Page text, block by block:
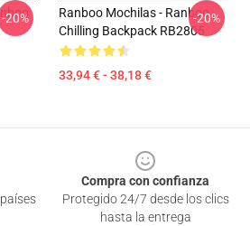
-20%
Ranboo Mochilas - Ranboo
Chilling Backpack RB2805
33,94 € - 38,18 €
-20%
Compra con confianza
Protegido 24/7 desde los clics
hasta la entrega